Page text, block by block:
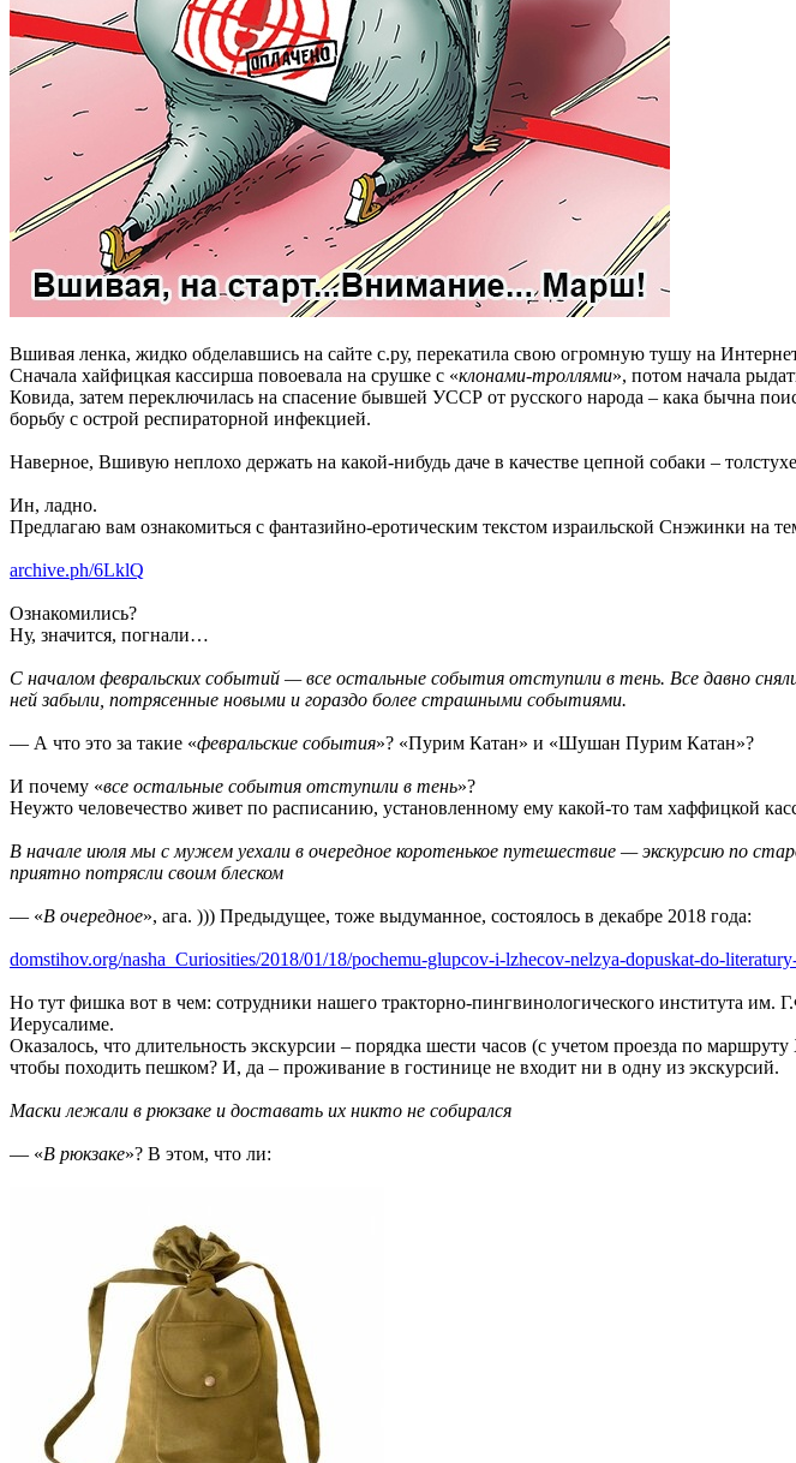
Вшивая ленка, жидко обделавшись на сайте с.ру, перекатила свою огромную тушу на
Сначала хайфицкая кассирша повоевала на срушке с «клонами-троллями», потом начала
Ковида, затем переключилась на спасение бывшей УССР от русского народа – кака бычна
борьбу с острой респираторной инфекцией.
Наверное, Вшивую неплохо держать на какой-нибудь даче в качестве цепной собаки –
Ин, ладно.
Предлагаю вам ознакомиться с фантазийно-еротическим текстом израильской Снэжинки на
archive.ph/6LklQ
Ознакомились?
Ну, значится, погнали…
С началом февральских событий — все остальные события отступили в тень. Все давно
ней забыли, потрясенные новыми и гораздо более страшными событиями.
— А что это за такие «февральские события»? «Пурим Катан» и «Шушан Пурим Катан»?
И почему «все остальные события отступили в тень»?
Неужто человечество живет по расписанию, установленному ему какой-то там хаффицкой
В начале июля мы с мужем уехали в очередное коротенькое путешествие — экскурсию по
приятно потрясли своим блеском
— «В очередное», ага. ))) Предыдущее, тоже выдуманное, состоялось в декабре 2018 года:
domstihov.org/nasha_Curiosities/2018/01/18/pochemu-glupcov-i-lzhecov-nelzya-dopuskat-do-
Но тут фишка вот в чем: сотрудники нашего тракторно-пингвинологического института
Иерусалиме.
Оказалось, что длительность экскурсии – порядка шести часов (с учетом проезда по
чтобы походить пешком? И, да – проживание в гостинице не входит ни в одну из экскурсий.
Маски лежали в рюкзаке и доставать их никто не собирался
— «В рюкзаке»? В этом, что ли: